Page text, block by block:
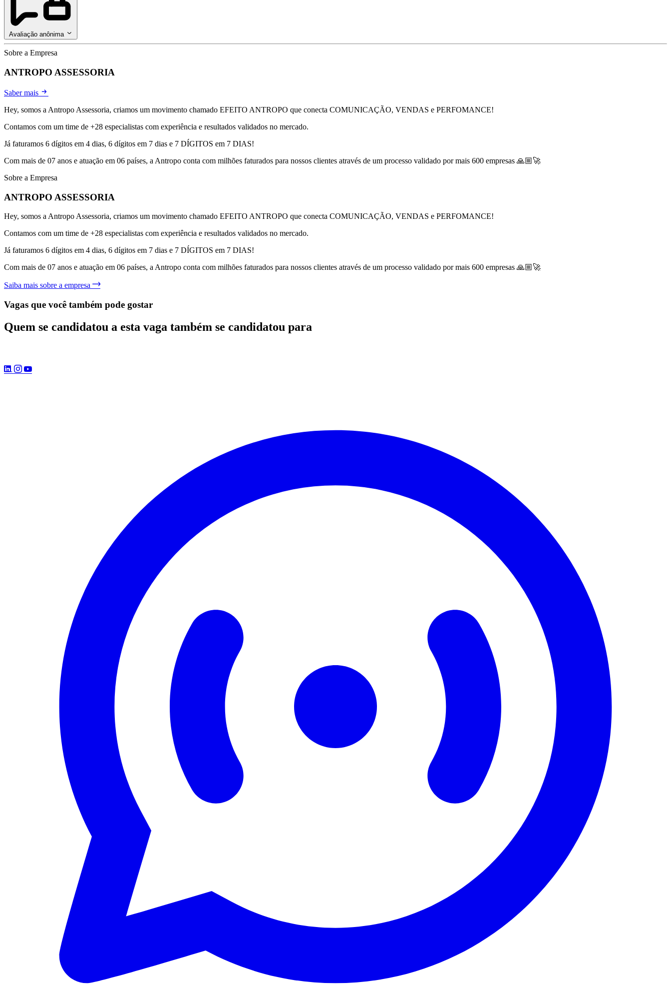
Avaliação anônima
Sobre a Empresa
ANTROPO ASSESSORIA
Saber mais
Hey, somos a Antropo Assessoria, criamos um movimento chamado EFEITO ANTROPO que conecta COMUNICAÇÃO, VENDAS e PERFOMANCE!
Contamos com um time de +28 especialistas com experiência e resultados validados no mercado.
Já faturamos 6 dígitos em 4 dias, 6 dígitos em 7 dias e 7 DÍGITOS em 7 DIAS!
Com mais de 07 anos e atuação em 06 países, a Antropo conta com milhões faturados para nossos clientes através de um processo validado por mais 600 empresas 🙏🏼🚀
Sobre a Empresa
ANTROPO ASSESSORIA
Hey, somos a Antropo Assessoria, criamos um movimento chamado EFEITO ANTROPO que conecta COMUNICAÇÃO, VENDAS e PERFOMANCE!
Contamos com um time de +28 especialistas com experiência e resultados validados no mercado.
Já faturamos 6 dígitos em 4 dias, 6 dígitos em 7 dias e 7 DÍGITOS em 7 DIAS!
Com mais de 07 anos e atuação em 06 países, a Antropo conta com milhões faturados para nossos clientes através de um processo validado por mais 600 empresas 🙏🏼🚀
Saiba mais sobre a empresa
Vagas que você também pode gostar
Quem se candidatou a esta vaga também se candidatou para